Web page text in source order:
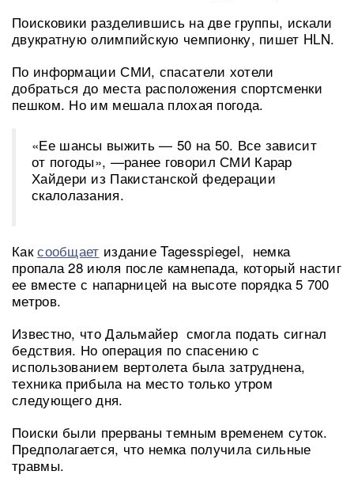
Поисковики разделившись на две группы, искали
двукратную олимпийскую чемпионку, пишет HLN.
По информации СМИ, спасатели хотели
добраться до места расположения спортсменки
пешком. Но им мешала плохая погода.
«Ее шансы выжить — 50 на 50. Все зависит
от погоды», —ранее говорил СМИ Карар
Хайдери из Пакистанской федерации
скалолазания.
Каксообщает издание Tagesspiegel, немка
пропала 28 июля после камнепада, который настиг
ее вместе с напарницей на высоте порядка 5 700
метров.
Известно, что Дальмайер смогла подать сигнал
бедствия. Но операция по спасению с
использованием вертолета была затруднена,
техника прибыла на место только утром
следующего дня.
Поиски были прерваны темным временем суток.
Предполагается, что немка получила сильные
травмы.